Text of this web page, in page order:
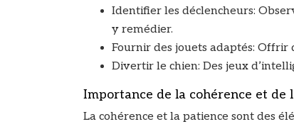
Identifier les déclencheurs:
y remédier.
Fournir des jouets adaptés: Offrir
Divertir le chien: Des jeux
Importance de la cohérence et de
La cohérence et la patience sont des